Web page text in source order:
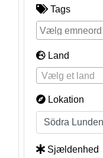
Tags
Land
Vælg et land
Lokation
Sjældenhed